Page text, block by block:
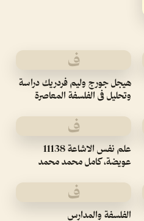
ف
هيجل جورج وليم فردريك دراسة
وتحليل فى الفلسفة المعاصرة
ف
علم نفس الاشاعة 11138
عويضة، كامل محمد محمد
ف
الفلسفة والمدارس